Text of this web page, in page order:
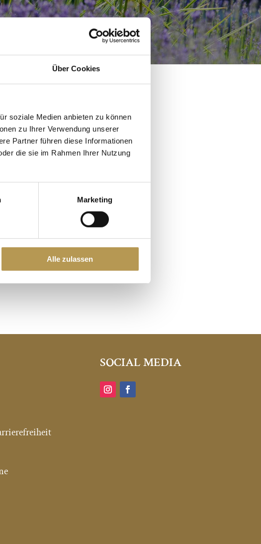
Über Cookies
soziale Medien anbieten zu können
zu Ihrer Verwendung unserer
Partner führen diese Informationen
die sie im Rahmen Ihrer Nutzung
Marketing
Alle zulassen
3Nächte
pro Person
SOCIAL MEDIA